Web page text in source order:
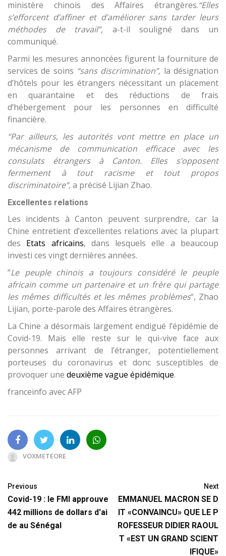
ministère chinois des Affaires étrangères.“Elles
s’efforcent d’affiner et d’améliorer sans tarder leurs
méthodes de travail”, a-t-il souligné dans un
communiqué.
Parmi les mesures annoncées figurent la fourniture de
services de soins “sans discrimination”, la désignation
d’hôtels pour les étrangers nécessitant un placement
en quarantaine et des réductions de frais
d’hébergement pour les personnes en difficulté
financière.
“Par ailleurs, les autorités vont mettre en place un
mécanisme de communication efficace avec les
consulats étrangers à Canton. Elles s’opposent
fermement à tout racisme et tout propos
discriminatoire”,a précisé Lijian Zhao.
Excellentes relations
Les incidents à Canton peuvent surprendre, car la
Chine entretient d’excellentes relations avec la plupart
des Etats africains, dans lesquels elle a beaucoup
investi ces vingt dernières années.
“Le peuple chinois a toujours considéré le peuple
africain comme un partenaire et un frère qui partage
les mêmes difficultés et les mêmes problèmes“, Zhao
Lijian, porte-parole des Affaires étrangères.
La Chine a désormais largement endigué l’épidémie de
Covid-19. Mais elle reste sur le qui-vive face aux
personnes arrivant de l’étranger, potentiellement
porteuses du coronavirus et donc susceptibles de
provoquer une deuxième vague épidémique.
franceinfo avec AFP
VOXMETEORE
Previous
Covid-19 : le FMI approuve
442 millions de dollars d'ai
de au Sénégal
Next
EMMANUEL MACRON SE D
IT «CONVAINCU» QUE LE P
ROFESSEUR DIDIER RAOUL
T «EST UN GRAND SCIENT
IFIQUE»